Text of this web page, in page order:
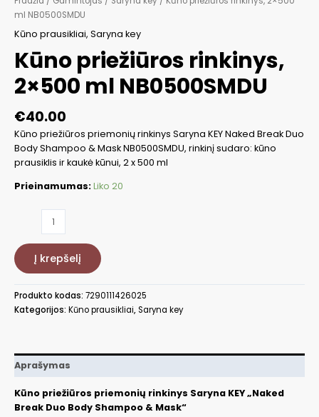
ml NB0500SMDU
Kūno prausikliai, Saryna key
Kūno priežiūros rinkinys,
2×500 ml NB0500SMDU
€40.00
Kūno priežiūros priemonių rinkinys Saryna KEY Naked Break Duo
Body Shampoo & Mask NB0500SMDU, rinkinį sudaro: kūno
prausiklis ir kaukė kūnui, 2 x 500 ml
Prieinamumas:Liko 20
Kūno
priežiūros
rinkinys,
ml
NB0500SMDU
Į krepšelį
Produkto kodas: 7290111426025
Kategorijos: Kūno prausikliai,Saryna key
Aprašymas
Kūno priežiūros priemonių rinkinys Saryna KEY „Naked
Break Duo Body Shampoo & Mask“